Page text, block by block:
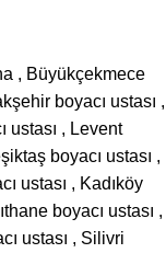
, Büyükçekmece
boyacı ustası ,
ustası , Levent
boyacı ustası ,
ustası , Kadıköy
boyacı ustası ,
ustası , Silivri